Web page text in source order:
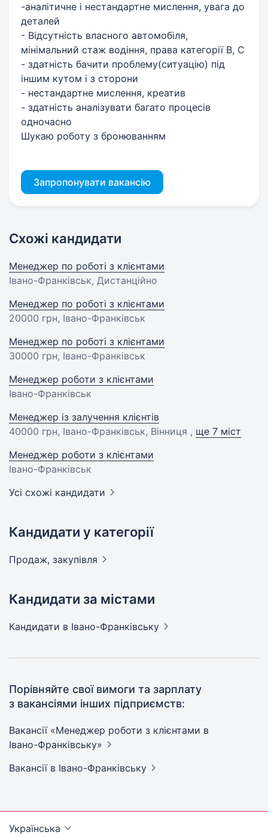
-аналітичне і нестандартне мислення, увага до
деталей
- Відсутність власного автомобіля,
мінімальний стаж водіння, права категорії В, С
- здатність бачити проблему(ситуацію) під
іншим кутом і з сторони
- нестандартне мислення, креатив
- здатність аналізувати багато процесів
одночасно
Шукаю роботу з бронюванням
Запропонувати вакансію
Схожі кандидати
Менеджер по роботі з клієнтами
Івано-Франківськ, Дистанційно
Менеджер по роботі з клієнтами
20000 грн, Івано-Франківськ
Менеджер по роботі з клієнтами
30000 грн, Івано-Франківськ
Менеджер роботи з клієнтами
Івано-Франківськ
Менеджер із залучення клієнтів
40000 грн, Івано-Франківськ, Вінниця , ще 7 міст
Менеджер роботи з клієнтами
Івано-Франківськ
Усі схожі кандидати
Кандидати у категорії
Продаж, закупівля
Кандидати за містами
Кандидати в Івано-Франківську
Порівняйте свої вимоги та зарплату
з вакансіями інших підприємств:
Вакансії «Менеджер роботи з клієнтами в
Івано-Франківську»
Вакансії в Івано-Франківську
Українська